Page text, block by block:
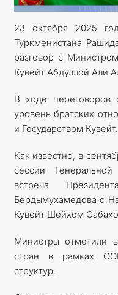
23 октября 2025
Туркменистана
разговор с
Кувейт Абдуллой Али
В ходе переговоров
уровень братских
и Государством Кувейт.
Как известно, в
сессии
встреча
Бердымухамедова с
Кувейт Шейхом
Министры отметили
стран в рамках
структур.